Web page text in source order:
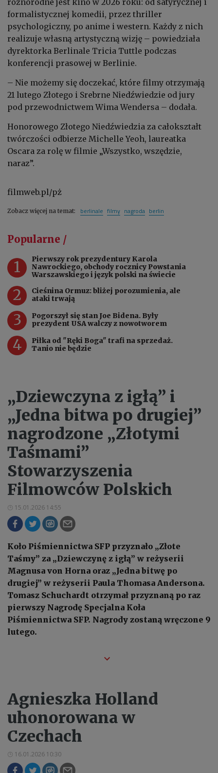
formalistycznej komedii, przez thriller
psychologiczny, po anime i western. Każdy z nich
realizuje własną artystyczną wizję – powiedziała
dyrektorka Berlinale Tricia Tuttle podczas
konferencji prasowej w Berlinie.
– Nie możemy się doczekać, które filmy otrzymają
21 lutego Złotego i Srebrne Niedźwiedzie od jury
pod przewodnictwem Wima Wendersa – dodała.
Honorowego Złotego Niedźwiedzia za całokształt
twórczości odbierze Michelle Yeoh, laureatka
Oscara za rolę w filmie „Wszystko, wszędzie,
naraz”.
filmweb.pl/pż
Zobacz więcej na temat: berlinale filmy nagroda berlin
Popularne /
1
Pierwszy rok prezydentury Karola
Nawrockiego, obchody rocznicy Powstania
Warszawskiego i język polski na świecie
2
Cieśnina Ormuz: bliżej porozumienia, ale
ataki trwają
3
Pogorszył się stan Joe Bidena. Były
prezydent USA walczy z nowotworem
4
Piłka od "Ręki Boga" trafi na sprzedaż.
Tanio nie będzie
„Dziewczyna z igłą” i
„Jedna bitwa po drugiej”
nagrodzone „Złotymi
Taśmami”
Stowarzyszenia
Filmowców Polskich
15.01.2026 14:55
Koło Piśmiennictwa SFP przyznało „Złote
Taśmy” za „Dziewczynę z igłą” w reżyserii
Magnusa von Horna oraz „Jedna bitwę po
drugiej” w reżyserii Paula Thomasa Andersona.
Tomasz Schuchardt otrzymał przyznaną po raz
pierwszy Nagrodę Specjalna Koła
Piśmiennictwa SFP. Nagrody zostaną wręczone 9
lutego.
Agnieszka Holland
uhonorowana w
Czechach
16.01.2026 10:30